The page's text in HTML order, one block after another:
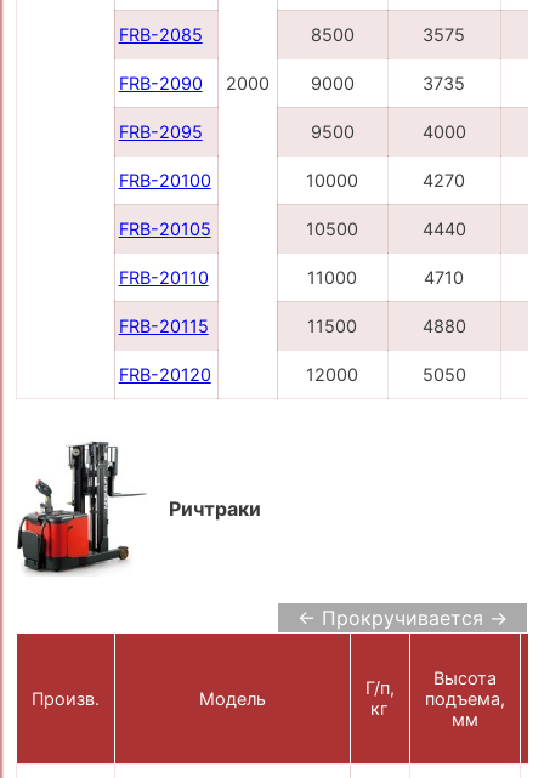
2000
FRB-2085 8500 3575
FRB-2090 9000 3735
FRB-2095 9500 4000
FRB-20100 10000 4270
FRB-20105 10500 4440
FRB-20110 11000 4710
FRB-20115 11500 4880
FRB-20120 12000 5050
Ричтраки
← Прокручивается →
Произв. Модель
Г/п,
кг
Высота
подъема,
мм